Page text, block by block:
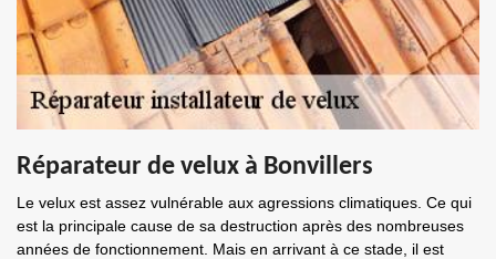
Réparateur de velux à Bonvillers
Le velux est assez vulnérable aux agressions climatiques. Ce qui
est la principale cause de sa destruction après des nombreuses
années de fonctionnement. Mais en arrivant à ce stade, il est